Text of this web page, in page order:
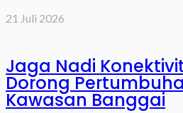
21 Juli 2026
Jaga Nadi
Dorong
Kawasan Banggai